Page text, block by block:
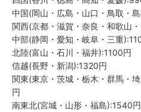
中国(岡山・広島・山口・鳥取・
関西(京都・滋賀・奈良・和歌山
中部(静岡・愛知・岐阜・三重
北陸(富山・石川・福井):1100円
信越(長野・新潟):1320円
関東(東京・茨城・栃木・群馬・
円
南東北(宮城・山形・福島):1540円